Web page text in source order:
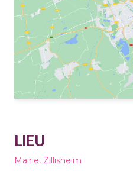
LIEU
Mairie, Zillisheim